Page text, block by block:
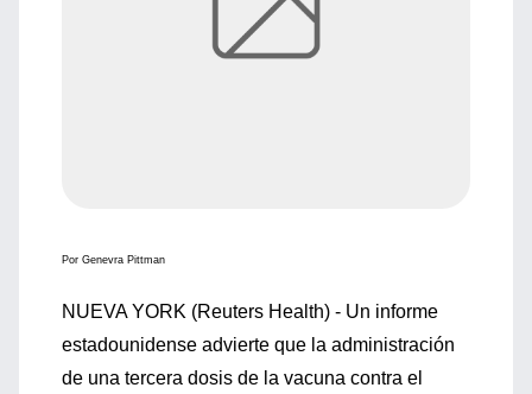
Por Genevra Pittman
NUEVA YORK (Reuters Health) - Un informe
estadounidense advierte que la administración
de una tercera dosis de la vacuna contra el